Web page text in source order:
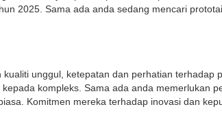
2025. Sama ada anda sedang mencari
unggul, ketepatan dan perhatian terhadap
kompleks. Sama ada anda memerlukan
Komitmen mereka terhadap inovasi dan